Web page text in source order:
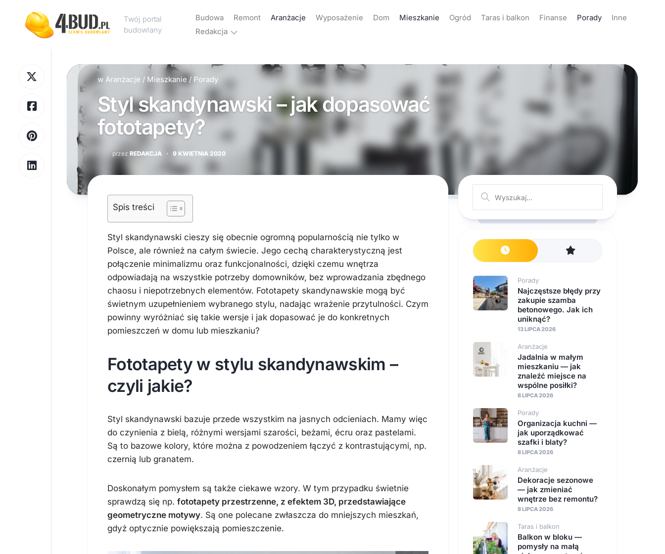
content
Twój portal
budowlany
Budowa Remont Aranżacje Wyposażenie Dom Mieszkanie Ogród Taras i balkon Finanse Porady
Inne
Redakcja
Reklama
Kontakt
Polityka
prywatności
w Aranżacje / Mieszkanie / Porady
Styl skandynawski – jak dopasować
fototapety?
przez REDAKCJA · 9 KWIETNIA 2020
Spis treści
Styl skandynawski cieszy się obecnie ogromną popularnością nie tylko w
Polsce, ale również na całym świecie. Jego cechą charakterystyczną jest
połączenie minimalizmu oraz funkcjonalności, dzięki czemu wnętrza
odpowiadają na wszystkie potrzeby domowników, bez wprowadzania zbędnego
chaosu i niepotrzebnych elementów. Fototapety skandynawskie mogą być
świetnym uzupełnieniem wybranego stylu, nadając wrażenie przytulności. Czym
powinny wyróżniać się takie wersje i jak dopasować je do konkretnych
pomieszczeń w domu lub mieszkaniu?
Fototapety w stylu skandynawskim –
czyli jakie?
Styl skandynawski bazuje przede wszystkim na jasnych odcieniach. Mamy więc
do czynienia z bielą, różnymi wersjami szarości, beżami, écru oraz pastelami.
Są to bazowe kolory, które można z powodzeniem łączyć z kontrastującymi, np.
czernią lub granatem.
Doskonałym pomysłem są także ciekawe wzory. W tym przypadku świetnie
sprawdzą się np. fototapety przestrzenne, z efektem 3D, przedstawiające
geometryczne motywy. Są one polecane zwłaszcza do mniejszych mieszkań,
gdyż optycznie powiększają pomieszczenie.
Porady
Najczęstsze błędy przy
zakupie szamba
betonowego. Jak ich
uniknąć?
13 LIPCA 2026
Aranżacje
Jadalnia w małym
mieszkaniu — jak
znaleźć miejsce na
wspólne posiłki?
8 LIPCA 2026
Porady
Organizacja kuchni —
jak uporządkować
szafki i blaty?
8 LIPCA 2026
Aranżacje
Dekoracje sezonowe
— jak zmieniać
wnętrze bez remontu?
8 LIPCA 2026
Taras i balkon
Balkon w bloku —
pomysły na małą